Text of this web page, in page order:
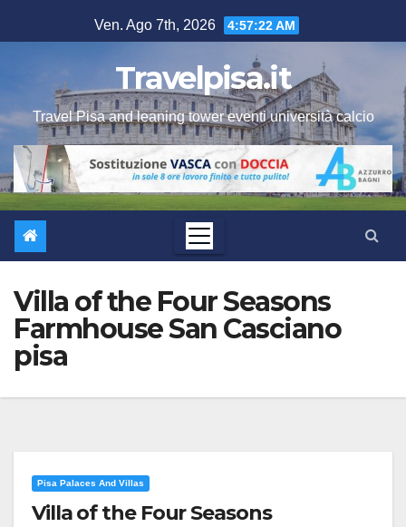
al
Ven. Ago 7th, 2026 4:57:22 AM
Travelpisa.it
Travel Pisa and leaning tower eventi università calcio
Villa of the Four Seasons
Farmhouse San Casciano
pisa
Pisa Palaces And Villas
Villa of the Four Seasons